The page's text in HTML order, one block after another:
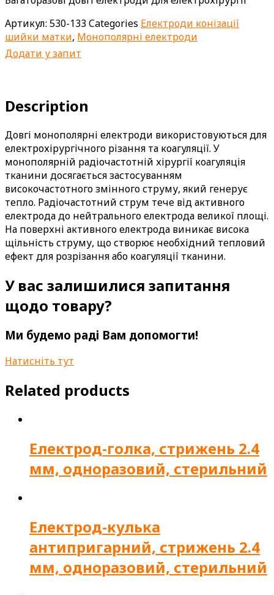
Артикул: 530-133Categories Електроди конізації
шийки матки, Монополярні електроди
Додати у запит
Description
Довгі монополярні електроди використовуються для
електрохірургічного різання та коагуляції. У
монополярній радіочастотній хірургії коагуляція
тканини досягається застосуванням
високочастотного змінного струму, який генерує
тепло. Радіочастотний струм тече від активного
електрода до нейтрального електрода великої площі.
На поверхні активного електрода виникає висока
щільність струму, що створює необхідний тепловий
ефект для розрізання або коагуляції тканини.
У вас залишилися запитання
щодо товару?
Ми будемо раді Вам допомогти!
Натисніть тут
Related products
Електрод-голка, стрижень 2.4
мм, одноразовий, стерильний
Електрод-кулька
антипригарний, стрижень 2.4
мм, одноразовий, стерильний